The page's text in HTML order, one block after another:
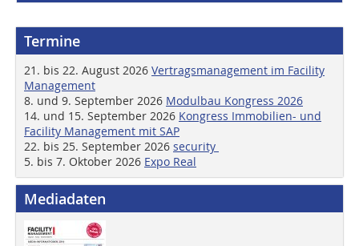
Termine
21. bis 22. August 2026 Vertragsmanagement im Facility
Management
8. und 9. September 2026 Modulbau Kongress 2026
14. und 15. September 2026 Kongress Immobilien- und
Facility Management mit SAP
22. bis 25. September 2026 security
5. bis 7. Oktober 2026 Expo Real
Mediadaten